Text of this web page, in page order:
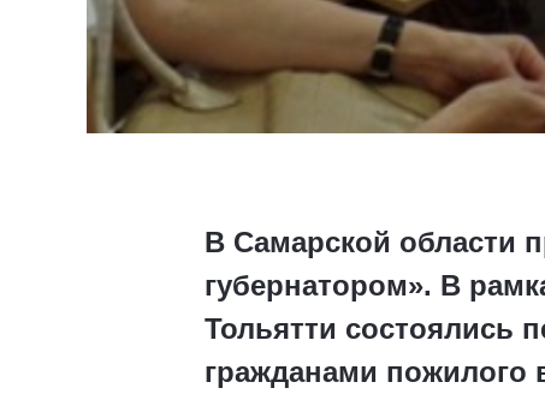
В Самарской области
губернатором». В
Тольятти состоялись
гражданами пожилого